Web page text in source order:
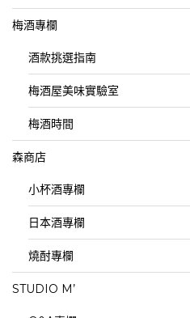
梅酒專欄
酒款挑選指南
梅酒屋美味實驗室
梅酒時間
森商店
小杯酒專欄
日本酒專欄
燒酎專欄
STUDIO M’